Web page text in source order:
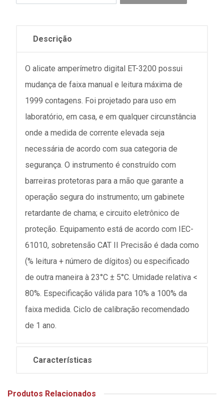
Descrição
O alicate amperímetro digital ET-3200 possui
mudança de faixa manual e leitura máxima de
1999 contagens. Foi projetado para uso em
laboratório, em casa, e em qualquer circunstância
onde a medida de corrente elevada seja
necessária de acordo com sua categoria de
segurança. O instrumento é construído com
barreiras protetoras para a mão que garante a
operação segura do instrumento; um gabinete
retardante de chama; e circuito eletrônico de
proteção. Equipamento está de acordo com IEC-
61010, sobretensão CAT II Precisão é dada como
(% leitura + número de dígitos) ou especificado
de outra maneira à 23°C ± 5°C. Umidade relativa <
80%. Especificação válida para 10% a 100% da
faixa medida. Ciclo de calibração recomendado
de 1 ano.
Características
Produtos Relacionados